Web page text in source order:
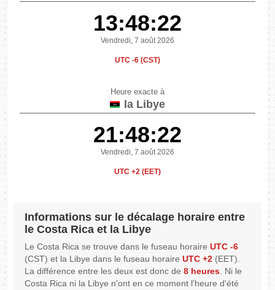
13:48:22
Vendredi, 7 août 2026
UTC -6 (CST)
Heure exacte à
la Libye
21:48:22
Vendredi, 7 août 2026
UTC +2 (EET)
Informations sur le décalage horaire entre
le Costa Rica et la Libye
Le Costa Rica se trouve dans le fuseau horaireUTC -6
(CST) et la Libye dans le fuseau horaireUTC +2 (EET).
La différence entre les deux est donc de8 heures. Ni le
Costa Rica ni la Libye n'ont en ce moment l'heure d'été